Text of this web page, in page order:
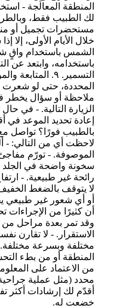
المنطقة المعالَجة -
لك الطبيب فقط،
مستحضرات تجميل أو
خلال الأيام الأولى،
الشمس باستخدام واقٍ
باستخدامه، وابتعد عن
التسمير. ٩.
المحددة، حتى لو
ملاحظة أو سؤال يخطر
الزيارة التالية. - في
بالطبيب فورًا؟ تواصل
لاحظت أي من التالي: -
الموصوفة. - تورّم
سخونة واضحة في الجلد
رائحة غير طبيعية. -
لا يتوقف بالضغط
أن كثيرًا من الإجراءات
وقد تمر بعدة مراحل من
الاستقرار. - لا تقارن
مختلفة وبسرعة
المنطقة أو من بطء
من الاعتماد على
محدد (مثل عملية
أقدّم لك إرشادات أكثر
خضعت له.